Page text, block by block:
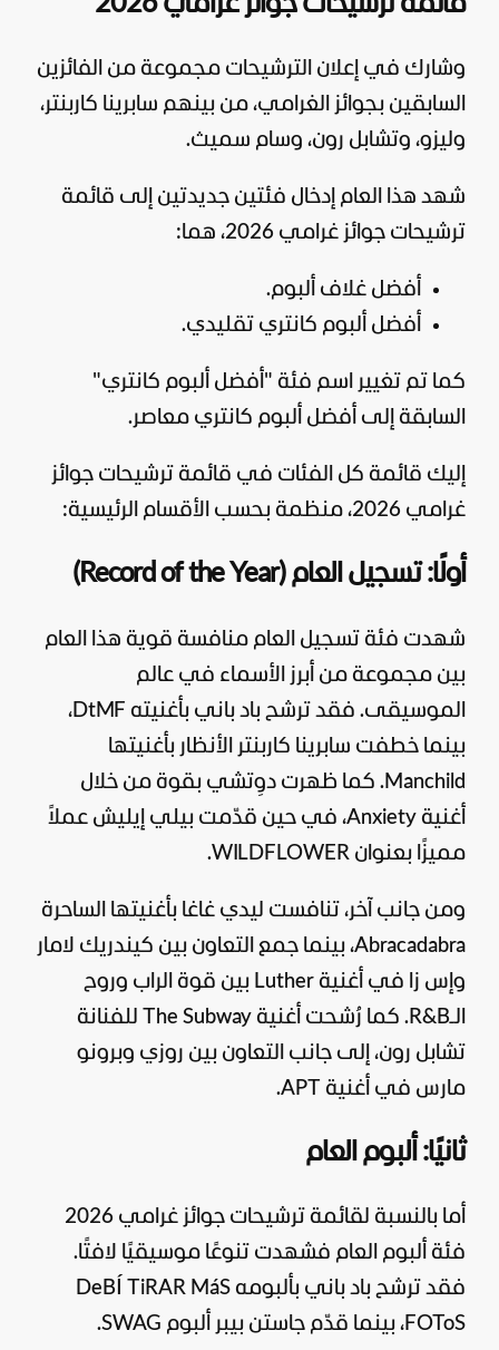
وشارك في إعلان الترشيحات مجموعة من الفائزين
السابقين بجوائز الغرامي، من بينهم سابرينا كاربنتر،
وليزو، وتشابل رون، وسام سميث.
شهد هذا العام إدخال فئتين جديدتين إلى قائمة
ترشيحات جوائز غرامي 2026، هما:
أفضل غلاف ألبوم.
أفضل ألبوم كانتري تقليدي.
كما تم تغيير اسم فئة "أفضل ألبوم كانتري"
السابقة إلى أفضل ألبوم كانتري معاصر.
إليك قائمة كل الفئات في قائمة ترشيحات جوائز
غرامي 2026، منظمة بحسب الأقسام الرئيسية:
أولًا: تسجيل العام (Record of the Year)
شهدت فئة تسجيل العام منافسة قوية هذا العام
بين مجموعة من أبرز الأسماء في عالم
الموسيقى. فقد ترشح باد باني بأغنيته DtMF،
بينما خطفت سابرينا كاربنتر الأنظار بأغنيتها
Manchild. كما ظهرت دوِتشي بقوة من خلال
أغنية Anxiety، في حين قدّمت بيلي إيليش عملاً
مميزًا بعنوان WILDFLOWER.
ومن جانب آخر، تنافست ليدي غاغا بأغنيتها الساحرة
Abracadabra، بينما جمع التعاون بين كيندريك لامار
وإس زا في أغنية Luther بين قوة الراب وروح
الـR&B. كما رُشحت أغنية The Subway للفنانة
تشابل رون، إلى جانب التعاون بين روزي وبرونو
مارس في أغنية APT.
ثانيًا: ألبوم العام
أما بالنسبة لقائمة ترشيحات جوائز غرامي 2026
فئة ألبوم العام فشهدت تنوعًا موسيقيًا لافتًا.
فقد ترشح باد باني بألبومه DeBÍ TiRAR MáS
FOToS، بينما قدّم جاستن بيبر ألبوم SWAG.